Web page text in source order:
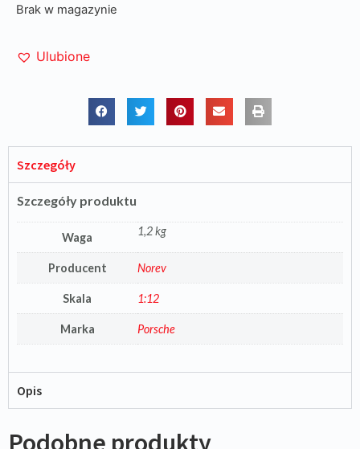
Brak w magazynie
Ulubione
Szczegóły
Szczegóły produktu
Waga 1,2 kg
Producent Norev
Skala 1:12
Marka Porsche
Opis
Podobne produkty